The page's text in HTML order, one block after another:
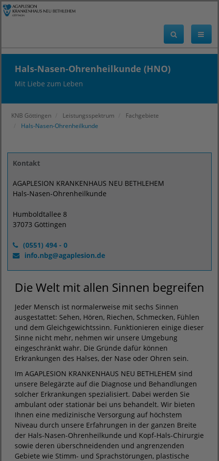
Hals-Nasen-Ohrenheilkunde (HNO)
Mit Liebe zum Leben
KNB Göttingen Leistungsspektrum
Fachgebiete
Hals-Nasen-Ohrenheilkunde
Kontakt
AGAPLESION KRANKENHAUS NEU BETHLEHEM
Hals-Nasen-Ohrenheilkunde
Humboldtallee 8
37073 Göttingen
(0551) 494 - 0
info.nbg@agaplesion.de
Die Welt mit allen Sinnen begreifen
Jeder Mensch ist normalerweise mit sechs Sinnen
ausgestattet: Sehen, Hören, Riechen, Schmecken, Fühlen
und dem Gleichgewichtssinn. Funktionieren einige dieser
Sinne nicht mehr, nehmen wir unsere Umgebung
eingeschränkt wahr. Die Gründe dafür können
Erkrankungen des Halses, der Nase oder Ohren sein.
Im AGAPLESION KRANKENHAUS NEU BETHLEHEM sind
unsere Belegärzte auf die Diagnose und Behandlungen
solcher Erkrankungen spezialisiert. Dabei werden Sie
ambulant oder stationär bei uns behandelt. Wir bieten
Ihnen eine medizinische Versorgung auf höchstem
Niveau durch unsere Erfahrungen in der ganzen Breite
der Hals-Nasen-Ohrenheilkunde und Kopf-Hals-Chirurgie
sowie deren überschneidenden und angrenzenden
Gebiete wie Stimm- und Sprachstörungen, plastische